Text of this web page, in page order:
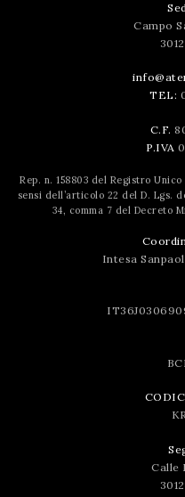
Campo
TEL:
C.F.
P.IVA
Rep. n. 158803 del Registro
sensi dell’articolo 22 del D. Lgs.
34, comma 7 del Decreto
Intesa
Calle